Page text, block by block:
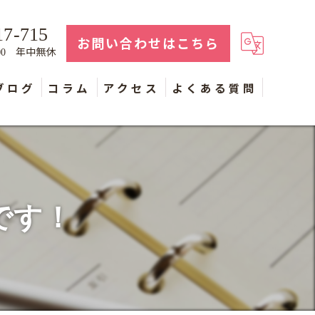
715
年中無休 お問い合わせはこちら
ログ コラム アクセス よくある質問
す！